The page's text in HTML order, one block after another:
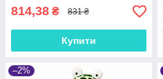
814,38 ₴ 831 ₴
Купити
–2%